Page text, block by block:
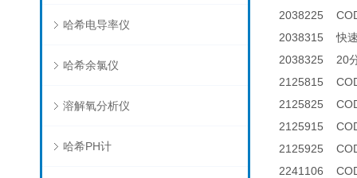
哈希电导率仪
哈希余氯仪
溶解氧分析仪
哈希PH计
2038225
2038315 快
2038325 20
2125815
2125825
2125915
2125925
2241106